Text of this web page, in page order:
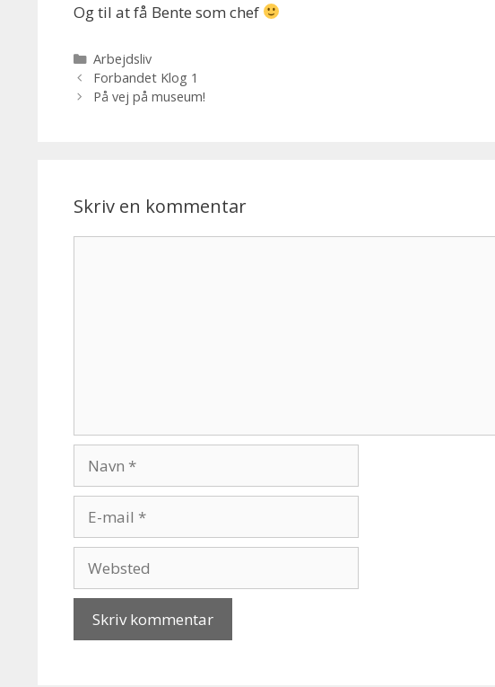
Og til at få Bente som chef
Kategorier
Arbejdsliv
Forbandet Klog 1
På vej på museum!
Skriv en kommentar
mail